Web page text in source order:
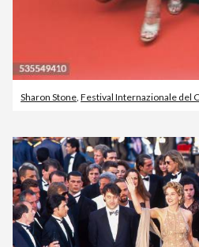
Sharon Stone, Festival Internazionale del